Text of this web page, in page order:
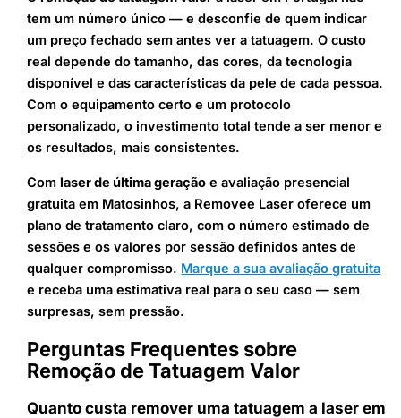
tem um número único — e desconfie de quem indicar
um preço fechado sem antes ver a tatuagem. O custo
real depende do tamanho, das cores, da tecnologia
disponível e das características da pele de cada pessoa.
Com o equipamento certo e um protocolo
personalizado, o investimento total tende a ser menor e
os resultados, mais consistentes.
Comlaser de última geração e avaliação presencial
gratuita em Matosinhos, a Removee Laser oferece um
plano de tratamento claro, com o número estimado de
sessões e os valores por sessão definidos antes de
qualquer compromisso. Marque a sua avaliação gratuita
e receba uma estimativa real para o seu caso — sem
surpresas, sem pressão.
Perguntas Frequentes sobre
Remoção de Tatuagem Valor
Quanto custa remover uma tatuagem a laser em